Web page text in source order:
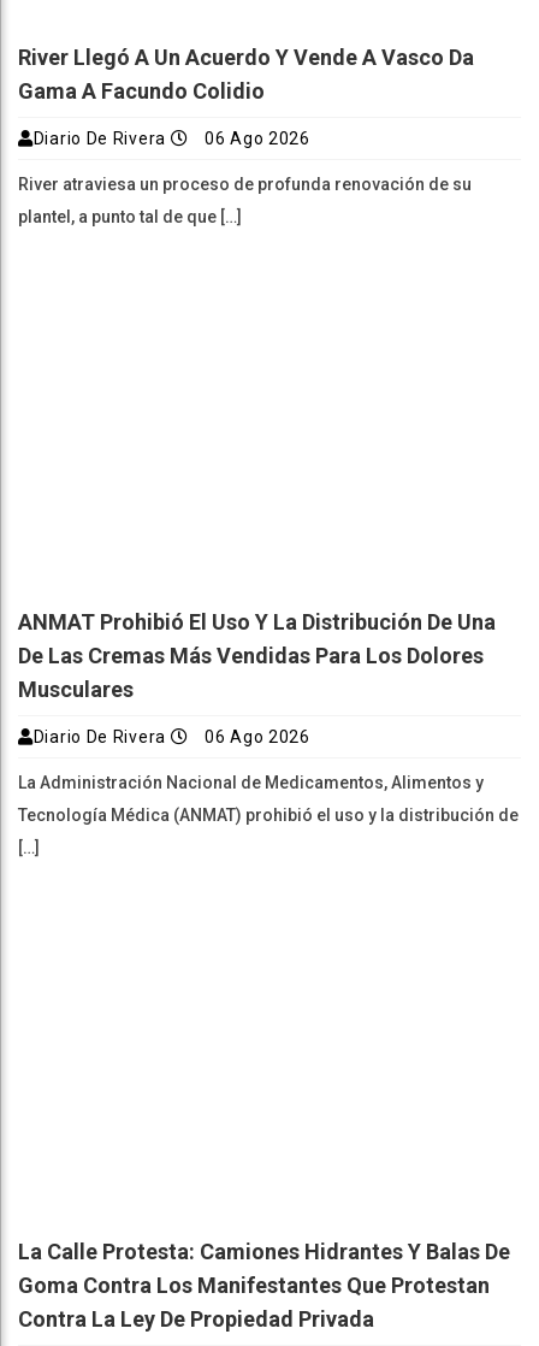
River Llegó A Un Acuerdo Y Vende A Vasco Da
Gama A Facundo Colidio
Diario De Rivera 06 Ago 2026
River atraviesa un proceso de profunda renovación de su
plantel, a punto tal de que […]
ANMAT Prohibió El Uso Y La Distribución De Una
De Las Cremas Más Vendidas Para Los Dolores
Musculares
Diario De Rivera 06 Ago 2026
La Administración Nacional de Medicamentos, Alimentos y
Tecnología Médica (ANMAT) prohibió el uso y la distribución de
[…]
La Calle Protesta: Camiones Hidrantes Y Balas De
Goma Contra Los Manifestantes Que Protestan
Contra La Ley De Propiedad Privada